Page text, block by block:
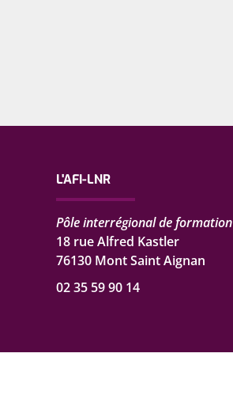
L'AFI-LNR
Pôle interrégional de formation
18 rue Alfred Kastler
76130 Mont Saint Aignan
02 35 59 90 14